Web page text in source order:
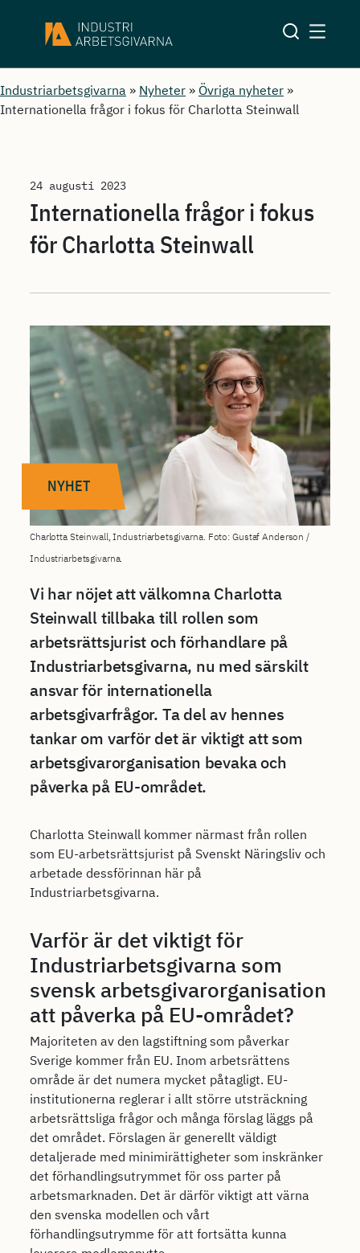
Industriarbetsgivarna » Nyheter » Övriga nyheter »
Internationella frågor i fokus för Charlotta Steinwall
24 augusti 2023
Internationella frågor i fokus
för Charlotta Steinwall
NYHET
Charlotta Steinwall, Industriarbetsgivarna. Foto: Gustaf Anderson /
Industriarbetsgivarna.
Vi har nöjet att välkomna Charlotta
Steinwall tillbaka till rollen som
arbetsrättsjurist och förhandlare på
Industriarbetsgivarna, nu med särskilt
ansvar för internationella
arbetsgivarfrågor. Ta del av hennes
tankar om varför det är viktigt att som
arbetsgivarorganisation bevaka och
påverka på EU-området.
Charlotta Steinwall kommer närmast från rollen
som EU-arbetsrättsjurist på Svenskt Näringsliv och
arbetade dessförinnan här på
Industriarbetsgivarna.
Varför är det viktigt för
Industriarbetsgivarna som
svensk arbetsgivarorganisation
att påverka på EU-området?
Majoriteten av den lagstiftning som påverkar
Sverige kommer från EU. Inom arbetsrättens
område är det numera mycket påtagligt. EU-
institutionerna reglerar i allt större utsträckning
arbetsrättsliga frågor och många förslag läggs på
det området. Förslagen är generellt väldigt
detaljerade med minimirättigheter som inskränker
det förhandlingsutrymmet för oss parter på
arbetsmarknaden. Det är därför viktigt att värna
den svenska modellen och vårt
förhandlingsutrymme för att fortsätta kunna